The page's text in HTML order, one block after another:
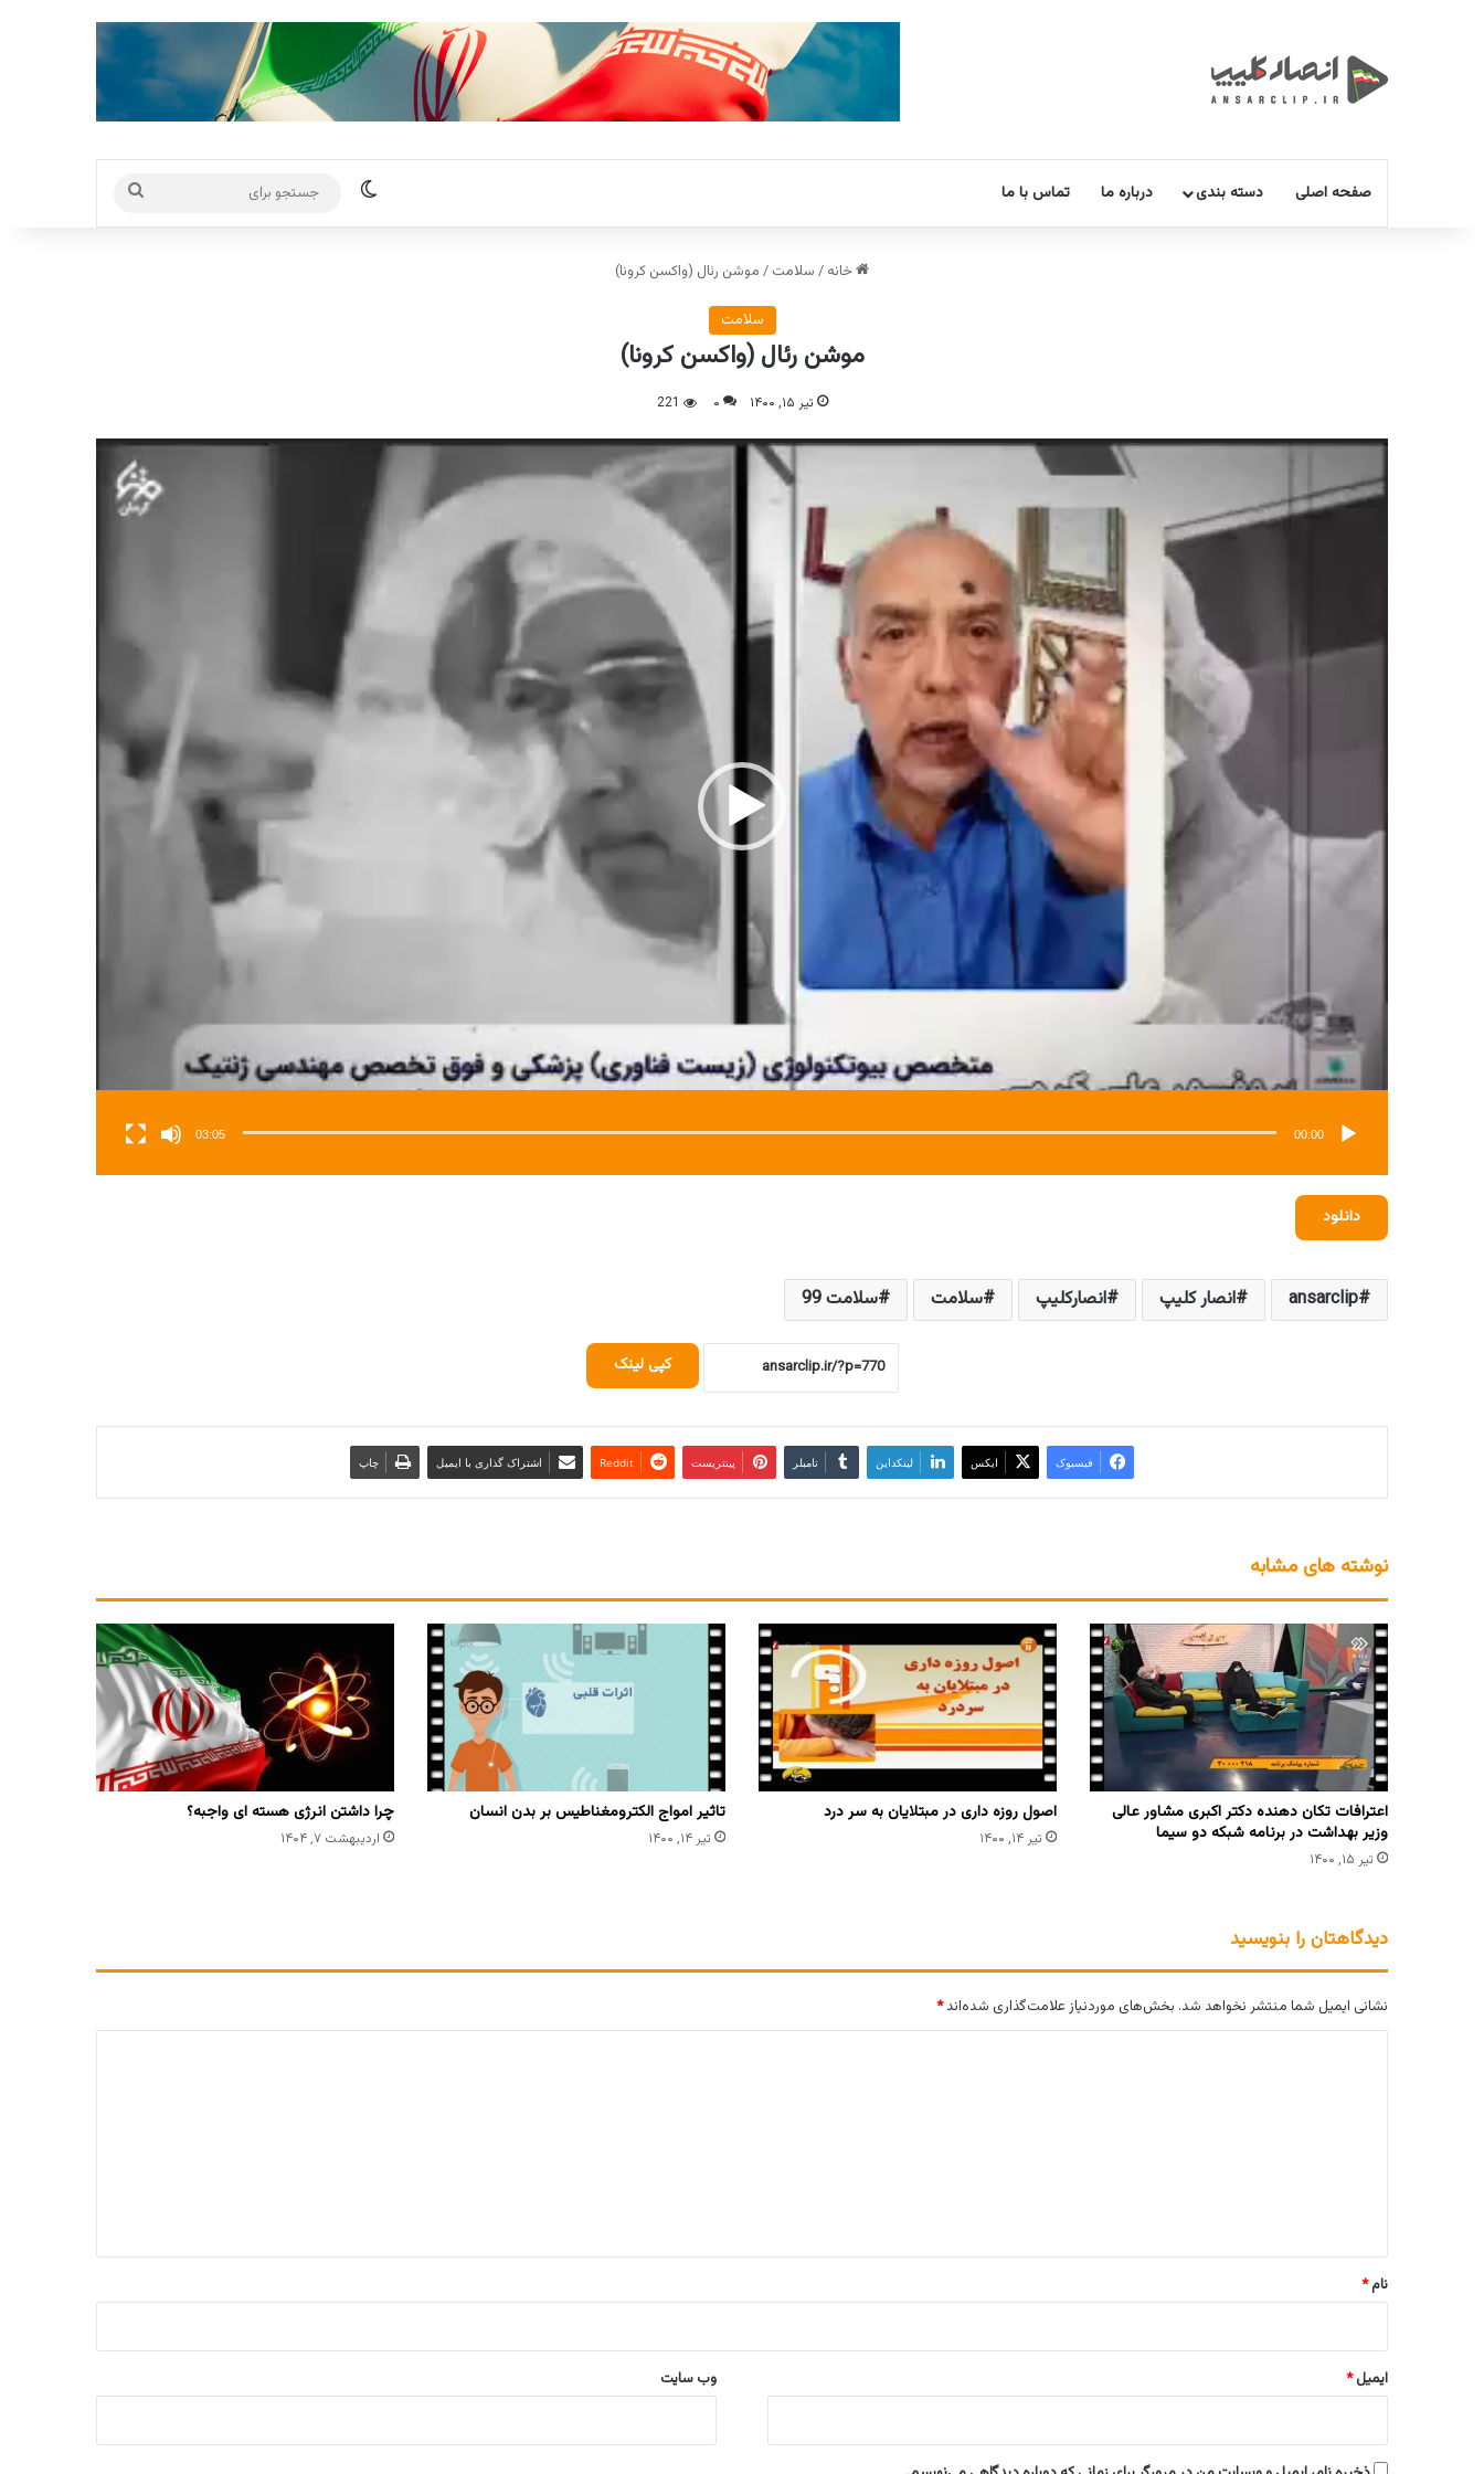
صفحه اصلی دسته بندی درباره ما تماس با ما تغییر پوسته
برای
خانه / سلامت / موشن رئال (واکسن کرونا)
سلامت
موشن رئال (واکسن کرونا)
تیر ۱۵, ۱۴۰۰ ۰ 221
نمایشگر
00:00
03:05
دانلود
ansarclip انصار کلیپ انصارکلیپ سلامت سلامت 99
کپی لینک
فیسبوک ایکس لینکداین تامبلر پینتریست Reddit اشتراک گذاری با ایمیل چاپ
نوشته های مشابه
اعترافات تکان دهنده دکتر اکبری مشاور عالی
وزیر بهداشت در برنامه شبکه دو سیما
تیر ۱۵, ۱۴۰۰
اصول روزه داری در مبتلایان به سر درد
تیر ۱۴, ۱۴۰۰
تاثیر امواج الکترومغناطیس بر بدن انسان
تیر ۱۴, ۱۴۰۰
چرا داشتن انرژی هسته ای واجبه؟
اردیبهشت ۷, ۱۴۰۴
دیدگاهتان را بنویسید
نشانی ایمیل شما منتشر نخواهد شد. بخش‌های موردنیاز علامت‌گذاری شده‌اند*
نام*
ایمیل* وب‌ سایت